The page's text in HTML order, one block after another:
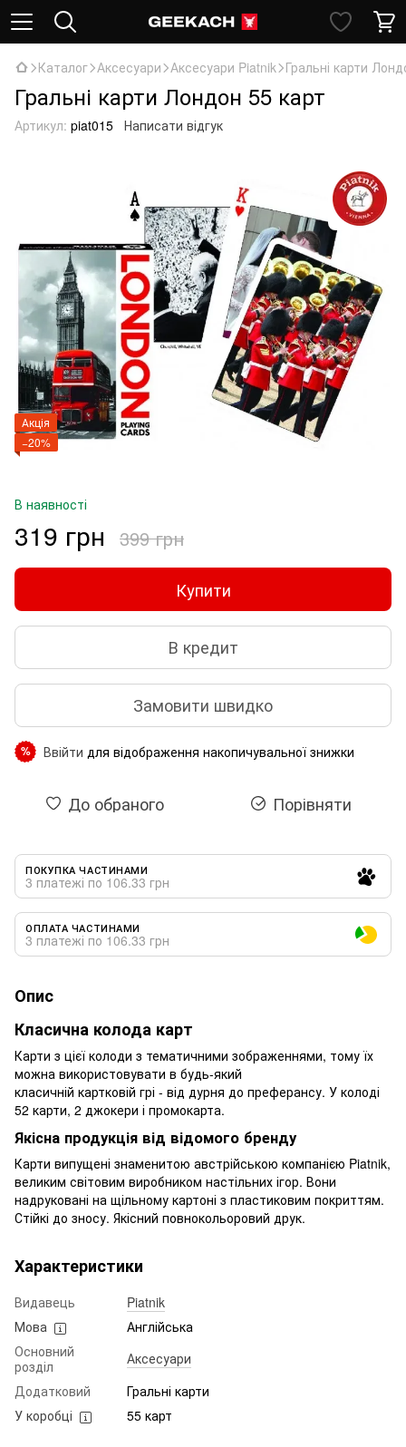
Каталог Аксесуари Аксесуари Piatnik Гральні карти
Гральні карти Лондон 55 карт
Артикул: piat015 Написати відгук
Акція
−20%
В наявності
319 грн 399 грн
Купити
В кредит
Замовити швидко
% Ввійти для відображення накопичувальної знижки
До обраного Порівняти
ПОКУПКА ЧАСТИНАМИ
3 платежі по 106.33 грн
ОПЛАТА ЧАСТИНАМИ
3 платежі по 106.33 грн
Опис
Класична колода карт
Карти з цієї колоди з тематичними зображеннями, тому їх
можна використовувати в будь-який
класичній картковій грі - від дурня до преферансу. У колоді
52 карти, 2 джокери і промокарта.
Якісна продукція від відомого бренду
Карти випущені знаменитою австрійською компанією Piatnik,
великим світовим виробником настільних ігор. Вони
надруковані на щільному картоні з пластиковим покриттям.
Стійкі до зносу. Якісний повнокольоровий друк.
Характеристики
Видавець
Piatnik
Мова
Англійська
Основний
розділ
Аксесуари
Додатковий
Гральні карти
У коробці
55 карт